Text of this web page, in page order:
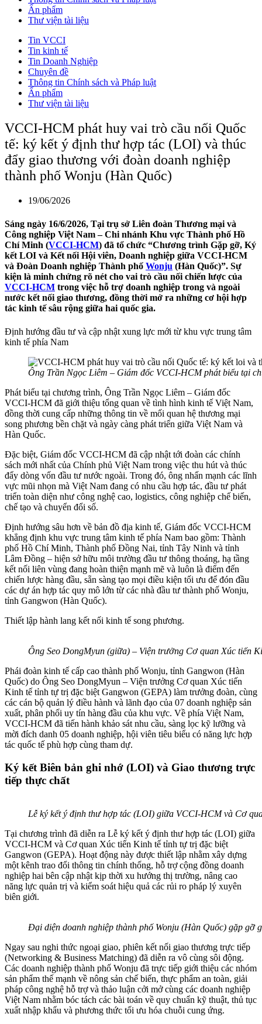
Ấn phẩm
Thư viện tài liệu
Tin VCCI
Tin kinh tế
Tin Doanh Nghiệp
Chuyên đề
Thông tin Chính sách và Pháp luật
Ấn phẩm
Thư viện tài liệu
VCCI-HCM phát huy vai trò cầu nối Quốc
tế: ký kết ý định thư hợp tác (LOI) và thúc
đẩy giao thương với đoàn doanh nghiệp
thành phố Wonju (Hàn Quốc)
19/06/2026
Sáng ngày 16/6/2026, Tại trụ sở Liên đoàn Thương mại và
Công nghiệp Việt Nam – Chi nhánh Khu vực Thành phố Hồ
Chí Minh (VCCI-HCM) đã tổ chức “Chương trình Gặp gỡ, Ký
kết LOI và Kết nối Hội viên, Doanh nghiệp giữa VCCI-HCM
và Đoàn Doanh nghiệp Thành phố Wonju (Hàn Quốc)”. Sự
kiện là minh chứng rõ nét cho vai trò cầu nối chiến lược của
VCCI-HCM trong việc hỗ trợ doanh nghiệp trong và ngoài
nước kết nối giao thương, đồng thời mở ra những cơ hội hợp
tác kinh tế sâu rộng giữa hai quốc gia.
Định hướng đầu tư và cập nhật xung lực mới từ khu vực trung tâm
kinh tế phía Nam
Ông Trần Ngọc Liêm – Giám đốc VCCI-HCM phát biểu tại
Phát biểu tại chương trình, Ông Trần Ngọc Liêm – Giám đốc
VCCI-HCM đã giới thiệu tổng quan về tình hình kinh tế Việt Nam,
đồng thời cung cấp những thông tin về mối quan hệ thương mại
song phương bền chặt và ngày càng phát triển giữa Việt Nam và
Hàn Quốc.
Đặc biệt, Giám đốc VCCI-HCM đã cập nhật tới đoàn các chính
sách mới nhất của Chính phủ Việt Nam trong việc thu hút và thúc
đẩy dòng vốn đầu tư nước ngoài. Trong đó, ông nhấn mạnh các lĩnh
vực mũi nhọn mà Việt Nam đang có nhu cầu hợp tác, đầu tư phát
triển toàn diện như công nghệ cao, logistics, công nghiệp chế biến,
chế tạo và chuyển đổi số.
Định hướng sâu hơn về bản đồ địa kinh tế, Giám đốc VCCI-HCM
khẳng định khu vực trung tâm kinh tế phía Nam bao gồm: Thành
phố Hồ Chí Minh, Thành phố Đồng Nai, tỉnh Tây Ninh và tỉnh
Lâm Đồng – hiện sở hữu môi trường đầu tư thông thoáng, hạ tầng
kết nối liên vùng đang hoàn thiện mạnh mẽ và luôn là điểm đến
chiến lược hàng đầu, sẵn sàng tạo mọi điều kiện tối ưu để đón đầu
các dự án hợp tác quy mô lớn từ các nhà đầu tư thành phố Wonju,
tỉnh Gangwon (Hàn Quốc).
Thiết lập hành lang kết nối kinh tế song phương.
Ông Seo DongMyun (giữa) – Viện trưởng Cơ quan Xúc tiến
Phái đoàn kinh tế cấp cao thành phố Wonju, tỉnh Gangwon (Hàn
Quốc) do Ông Seo DongMyun – Viện trưởng Cơ quan Xúc tiến
Kinh tế tỉnh tự trị đặc biệt Gangwon (GEPA) làm trưởng đoàn, cùng
các cán bộ quản lý điều hành và lãnh đạo của 07 doanh nghiệp sản
xuất, phân phối uy tín hàng đầu của khu vực. Về phía Việt Nam,
VCCI-HCM đã tiến hành khảo sát nhu cầu, sàng lọc kỹ lưỡng và
mời đích danh 05 doanh nghiệp, hội viên tiêu biểu có năng lực hợp
tác quốc tế phù hợp cùng tham dự.
Ký kết Biên bản ghi nhớ (LOI) và Giao thương trực
tiếp thực chất
Lễ ký kết ý định thư hợp tác (LOI) giữa VCCI-HCM và Cơ
Tại chương trình đã diễn ra Lễ ký kết ý định thư hợp tác (LOI) giữa
VCCI-HCM và Cơ quan Xúc tiến Kinh tế tỉnh tự trị đặc biệt
Gangwon (GEPA). Hoạt động này được thiết lập nhằm xây dựng
một kênh trao đổi thông tin chính thống, hỗ trợ cộng đồng doanh
nghiệp hai bên cập nhật kịp thời xu hướng thị trường, nâng cao
năng lực quản trị và kiểm soát hiệu quả các rủi ro pháp lý xuyên
biên giới.
Đại diện doanh nghiệp thành phố Wonju (Hàn Quốc) gặp
Ngay sau nghi thức ngoại giao, phiên kết nối giao thương trực tiếp
(Networking & Business Matching) đã diễn ra vô cùng sôi động.
Các doanh nghiệp thành phố Wonju đã trực tiếp giới thiệu các nhóm
sản phẩm thế mạnh về nông sản chế biến, thực phẩm an toàn, giải
pháp công nghệ hỗ trợ và thảo luận cởi mở cùng các doanh nghiệp
Việt Nam nhằm bóc tách các bài toán về quy chuẩn kỹ thuật, thủ tục
xuất nhập khẩu và phương thức tối ưu hóa chuỗi cung ứng.